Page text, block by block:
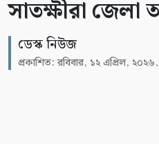
সাতক্ষীরা জেলা
ডেস্ক নিউজ
প্রকাশিত: রবিবার, ১২ এপ্রিল,